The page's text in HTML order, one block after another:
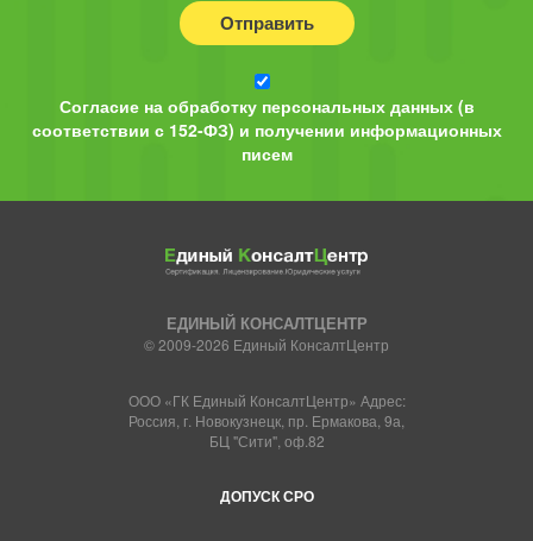
Отправить
Согласие на обработку персональных данных (в
соответствии с 152-ФЗ) и получении информационных
писем
ЕДИНЫЙ КОНСАЛТЦЕНТР
© 2009-2026 Единый КонсалтЦентр
ООО «ГК Единый КонсалтЦентр» Адрес:
Россия, г. Новокузнецк, пр. Ермакова, 9а,
БЦ "Сити", оф.82
ДОПУСК СРО